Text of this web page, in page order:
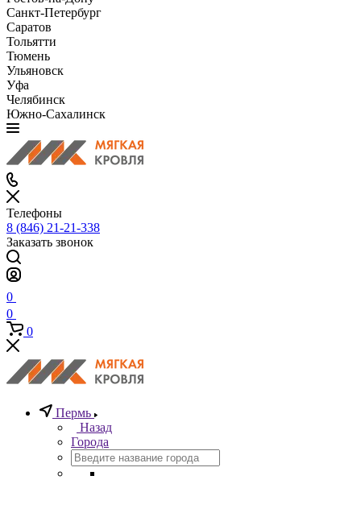
Санкт-Петербург
Саратов
Тольятти
Тюмень
Ульяновск
Уфа
Челябинск
Южно-Сахалинск
Телефоны
8 (846) 21-21-338
Заказать звонок
0
0
0
Пермь
Назад
Города